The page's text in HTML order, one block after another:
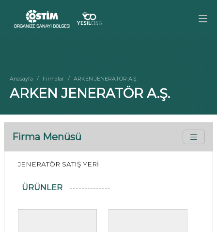
Anasayfa Firmalar ARKEN JENERATÖR A.Ş.
ARKEN JENERATÖR A.Ş.
Firma Menüsü
JENERATÖR SATIŞ YERİ
ÜRÜNLER